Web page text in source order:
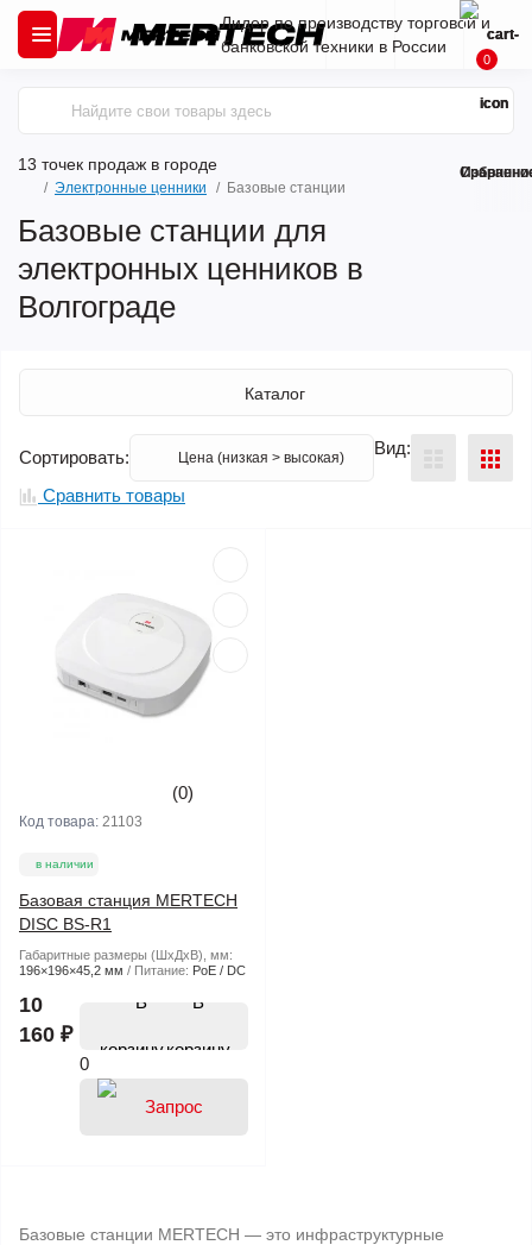
Лидер по производству торговой и
банковской техники в России
13 точек продаж в городе
0
Электронные ценники Базовые станции
Базовые станции для
электронных ценников в
Волгограде
Каталог
Сортировать: Вид:
Сравнить товары
(0)
Код товара: 21103
в наличии
Базовая станция MERTECH
DISC BS-R1
Габаритные размеры (ШхДхВ), мм:
196×196×45,2 мм
Питание: PoE / DC
10
160 ₽
В
корзину
0
Базовые станции MERTECH — это инфраструктурные